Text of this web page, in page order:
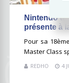
Nintendo
présente à
Pour sa
Master Class
REDHO 4